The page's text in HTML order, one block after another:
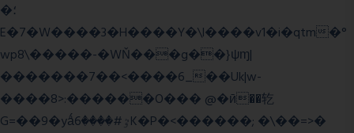
�؛
E�7�W����3�H����Y�\l����v1�i�qtm�°
wp8\�����-�WŇ���g��}ψɱ|
�������7��<����6_��Uk|w-
����8>:������O��� @�ӣ��䢀
G=��9�yǻٷ#����6K�P�<������; �\��=>�